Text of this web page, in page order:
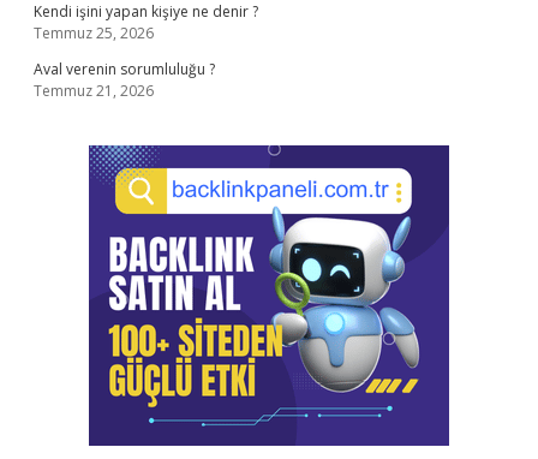
Kendi işini yapan kişiye ne denir ?
Temmuz 25, 2026
Aval verenin sorumluluğu ?
Temmuz 21, 2026